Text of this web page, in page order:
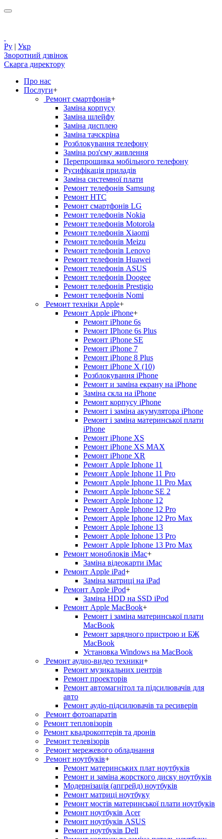
Ру | Укр
Зворотний дзвінок
Скарга директору
Про нас
Послуги+
Ремонт смартфонів+
Заміна корпусу
Заміна шлейфу
Заміна дисплею
Заміна тачскріна
Розблокування телефону
Заміна роз'єму живлення
Перепрошивка мобільного телефону
Русифікація приладів
Заміна системної плати
Ремонт телефонів Samsung
Ремонт HTC
Ремонт смартфонів LG
Ремонт телефонів Nokia
Ремонт телефонів Motorola
Ремонт телефонів Xiaomi
Ремонт телефонів Meizu
Ремонт телефонів Lenovo
Ремонт телефонів Huawei
Ремонт телефонів ASUS
Ремонт телефонів Doogee
Ремонт телефонів Prestigio
Ремонт телефонів Nomi
Ремонт техніки Apple+
Ремонт Apple iPhone+
Ремонт iPhone 6s
Ремонт IPhone 6s Plus
Ремонт iPhone SE
Ремонт iPhone 7
Ремонт iPhone 8 Plus
Ремонт iPhone X (10)
Розблокування iPhone
Ремонт и заміна екрану на iPhone
Заміна скла на iPhone
Ремонт корпусу iPhone
Ремонт і заміна акумулятора iPhone
Ремонт і заміна материнської плати
iPhone
Ремонт iPhone XS
Ремонт iPhone XS MAX
Ремонт iPhone XR
Ремонт Apple Iphone 11
Ремонт Apple Iphone 11 Pro
Ремонт Apple Iphone 11 Pro Max
Ремонт Apple Iphone SE 2
Ремонт Apple Iphone 12
Ремонт Apple Iphone 12 Pro
Ремонт Apple Iphone 12 Pro Max
Ремонт Apple Iphone 13
Ремонт Apple Iphone 13 Pro
Ремонт Apple Iphone 13 Pro Max
Ремонт моноблоків iMac+
Заміна відеокарти iMac
Ремонт Apple iPad+
Заміна матриці на iPad
Ремонт Apple iPod+
Заміна HDD на SSD iPod
Ремонт Apple MacBook+
Ремонт і заміна материнської плати
MacBook
Ремонт зарядного пристрою и БЖ
MacBook
Установка Windows на MacBook
Ремонт аудио-видео техники+
Ремонт музикальних центрів
Ремонт проекторів
Ремонт автомагнітол та підсилювачів для
авто
Ремонт аудіо-підсилювачів та ресиверів
Ремонт фотоапаратів
Ремонт тепловізорів
Ремонт квадрокоптерів та дронів
Ремонт телевізорів
Ремонт мережевого обладнання
Ремонт ноутбуків+
Ремонт материнських плат ноутбуків
Ремонт и заміна жорсткого диску ноутбуків
Модернізація (апгрейд) ноутбуків
Ремонт матриці ноутбуку
Ремонт мостів материнської плати ноутбуків
Ремонт ноутбуків Acer
Ремонт ноутбуків ASUS
Ремонт ноутбуків Dell